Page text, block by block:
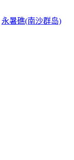
永暑礁(南沙群岛)